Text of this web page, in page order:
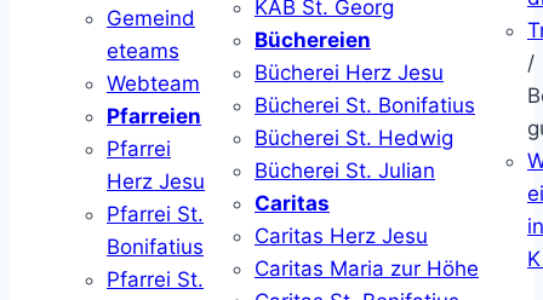
Gemeind
eteams
Webteam
Pfarreien
Pfarrei
Herz Jesu
Pfarrei St.
Bonifatius
Pfarrei St.
KAB St. Georg
Büchereien
Bücherei Herz Jesu
Bücherei St. Bonifatius
Bücherei St. Hedwig
Bücherei St. Julian
Caritas
Caritas Herz Jesu
Caritas Maria zur Höhe
/